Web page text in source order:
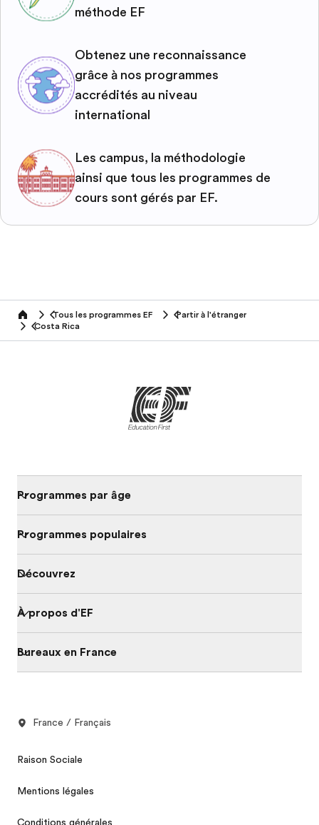
méthode EF
Obtenez une reconnaissance
grâce à nos programmes
accrédités au niveau
international
Les campus, la méthodologie
ainsi que tous les programmes de
cours sont gérés par EF.
home Tous les programmes EF
Partir à l'étranger
Costa Rica
Programmes par âge
Programmes populaires
Découvrez
À propos d'EF
Bureaux en France
France / Français
Raison Sociale
Mentions légales
Conditions générales